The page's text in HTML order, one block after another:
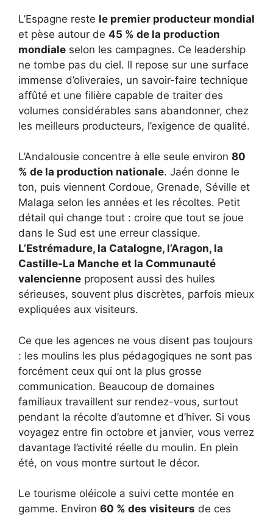
L’Espagne reste le premier producteur mondial
et pèse autour de 45 % de la production
mondiale selon les campagnes. Ce leadership
ne tombe pas du ciel. Il repose sur une surface
immense d’oliveraies, un savoir-faire technique
affûté et une filière capable de traiter des
volumes considérables sans abandonner, chez
les meilleurs producteurs, l’exigence de qualité.
L’Andalousie concentre à elle seule environ 80
% de la production nationale. Jaén donne le
ton, puis viennent Cordoue, Grenade, Séville et
Malaga selon les années et les récoltes. Petit
détail qui change tout : croire que tout se joue
dans le Sud est une erreur classique.
L’Estrémadure, la Catalogne, l’Aragon, la
Castille-La Manche et la Communauté
valencienne proposent aussi des huiles
sérieuses, souvent plus discrètes, parfois mieux
expliquées aux visiteurs.
Ce que les agences ne vous disent pas toujours
: les moulins les plus pédagogiques ne sont pas
forcément ceux qui ont la plus grosse
communication. Beaucoup de domaines
familiaux travaillent sur rendez-vous, surtout
pendant la récolte d’automne et d’hiver. Si vous
voyagez entre fin octobre et janvier, vous verrez
davantage l’activité réelle du moulin. En plein
été, on vous montre surtout le décor.
Le tourisme oléicole a suivi cette montée en
gamme. Environ 60 % des visiteurs de ces